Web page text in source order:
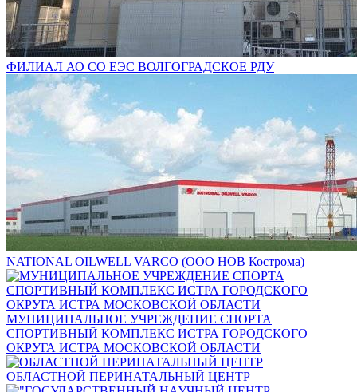
ФИЛИАЛ АО СО ЕЭС ВОЛГОГРАДСКОЕ РДУ
NATIONAL OILWELL VARCO (ООО НОВ Кострома)
МУНИЦИПАЛЬНОЕ УЧРЕЖДЕНИЕ СПОРТА
СПОРТИВНЫЙ КОМПЛЕКС ИСТРА ГОРОДСКОГО
ОКРУГА ИСТРА МОСКОВСКОЙ ОБЛАСТИ
ОБЛАСТНОЙ ПЕРИНАТАЛЬНЫЙ ЦЕНТР